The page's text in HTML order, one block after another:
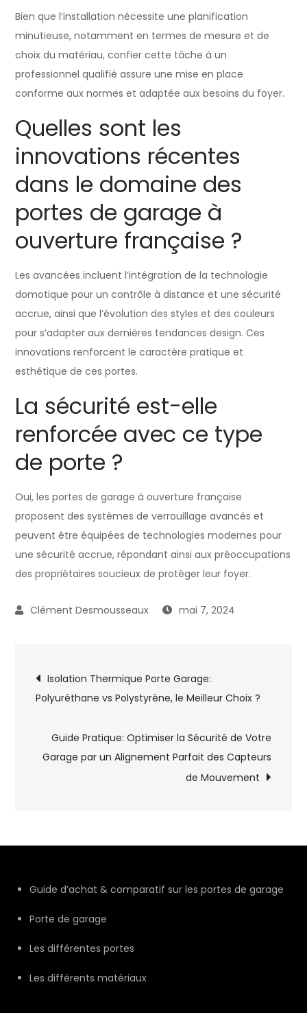
Bien que l’installation nécessite une planification
minutieuse, notamment en termes de mesure et de
choix du matériau, confier cette tâche à un
professionnel qualifié assure une mise en place
conforme aux normes et adaptée aux besoins du foyer.
Quelles sont les
innovations récentes
dans le domaine des
portes de garage à
ouverture française ?
Les avancées incluent l’intégration de la technologie
domotique pour un contrôle à distance et une sécurité
accrue, ainsi que l’évolution des styles et des couleurs
pour s’adapter aux dernières tendances design. Ces
innovations renforcent le caractère pratique et
esthétique de ces portes.
La sécurité est-elle
renforcée avec ce type
de porte ?
Oui, les portes de garage à ouverture française
proposent des systèmes de verrouillage avancés et
peuvent être équipées de technologies modernes pour
une sécurité accrue, répondant ainsi aux préoccupations
des propriétaires soucieux de protéger leur foyer.
mai 7, 2024
Navigation
de
l’article
Isolation Thermique Porte Garage:
Polyuréthane vs Polystyrène, le Meilleur Choix ?
Guide Pratique: Optimiser la Sécurité de Votre
Garage par un Alignement Parfait des Capteurs
de Mouvement
Guide d’achat & comparatif sur les portes de garage
Porte de garage
Les différentes portes
Les différents matériaux